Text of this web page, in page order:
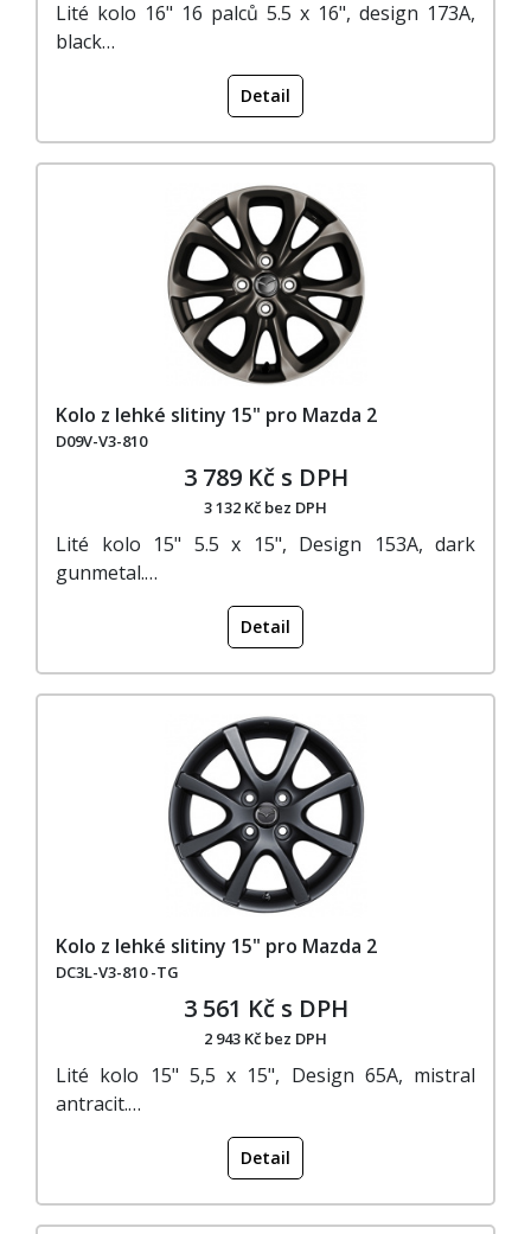
Lité kolo 16" 16 palců 5.5 x 16", design 173A,
black…
Detail
Kolo z lehké slitiny 15" pro Mazda 2
D09V-V3-810
3 789 Kč s DPH
3 132 Kč bez DPH
Lité kolo 15" 5.5 x 15", Design 153A, dark
gunmetal.…
Detail
Kolo z lehké slitiny 15" pro Mazda 2
DC3L-V3-810 -TG
3 561 Kč s DPH
2 943 Kč bez DPH
Lité kolo 15" 5,5 x 15", Design 65A, mistral
antracit.…
Detail